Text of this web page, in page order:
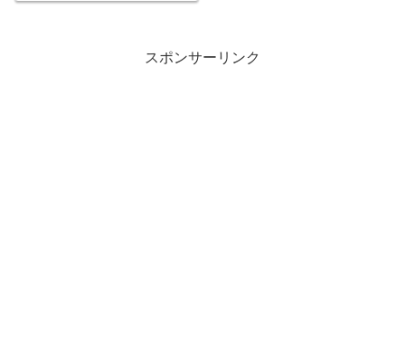
スポンサーリンク